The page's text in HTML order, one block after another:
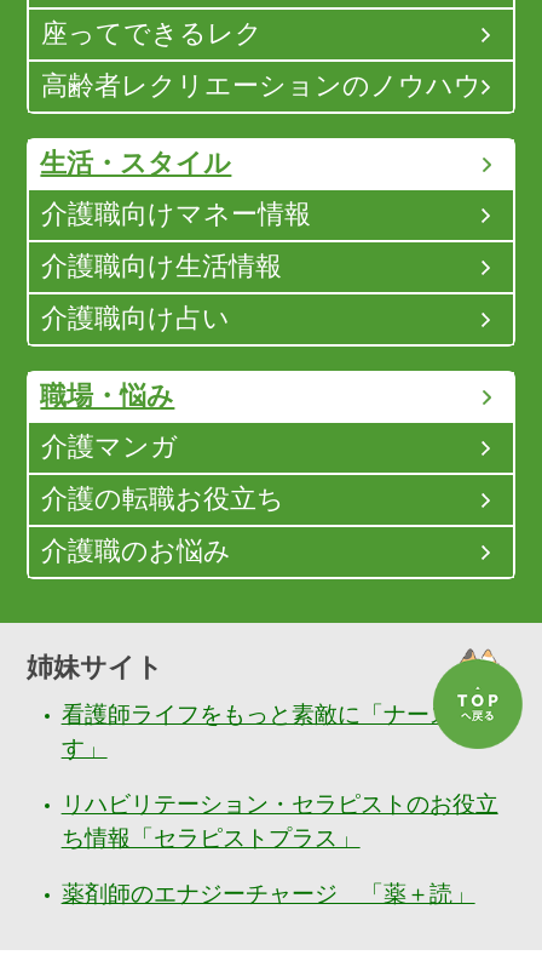
座ってできるレク
高齢者レクリエーションのノウハウ
生活・スタイル
介護職向けマネー情報
介護職向け生活情報
介護職向け占い
職場・悩み
介護マンガ
介護の転職お役立ち
介護職のお悩み
姉妹サイト
看護師ライフをもっと素敵に「ナースぷら
す」
リハビリテーション・セラピストのお役立
ち情報「セラピストプラス」
薬剤師のエナジーチャージ 「薬＋読」